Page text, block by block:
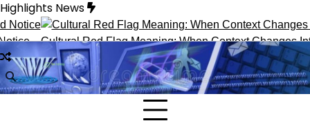
Skip
to
content
Highlights News
Cultural Red Flag Meaning: When Context Changes